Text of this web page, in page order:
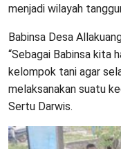
menjadi wilayah
Babinsa Desa
“Sebagai Babinsa kita
kelompok tani agar
melaksanakan suatu
Sertu Darwis.